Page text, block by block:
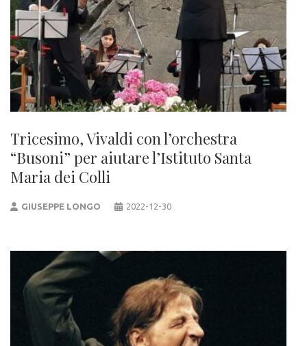
Tricesimo, Vivaldi con l’orchestra
“Busoni” per aiutare l’Istituto Santa
Maria dei Colli
GIUSEPPE LONGO 2022-12-30